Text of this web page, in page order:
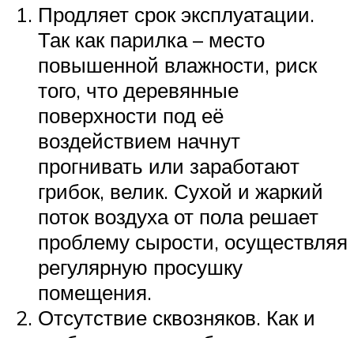
Продляет срок эксплуатации.
Так как парилка – место
повышенной влажности, риск
того, что деревянные
поверхности под её
воздействием начнут
прогнивать или заработают
грибок, велик. Сухой и жаркий
поток воздуха от пола решает
проблему сырости, осуществляя
регулярную просушку
помещения.
Отсутствие сквозняков. Как и